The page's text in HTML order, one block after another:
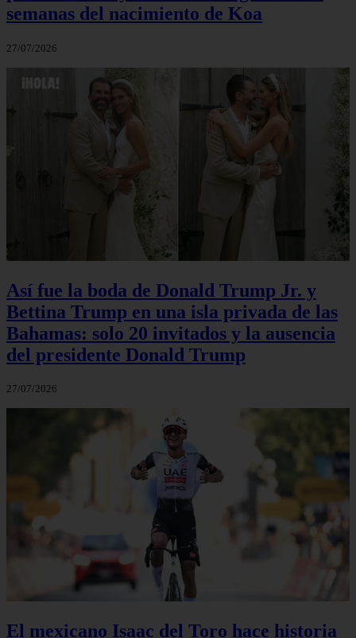
semanas del nacimiento de Koa
27/07/2026
Así fue la boda de Donald Trump Jr. y
Bettina Trump en una isla privada de las
Bahamas: solo 20 invitados y la ausencia
del presidente Donald Trump
27/07/2026
El mexicano Isaac del Toro hace historia